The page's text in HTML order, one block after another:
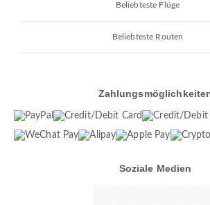
Beliebteste Flüge
Beliebteste Routen
Soziale Medien